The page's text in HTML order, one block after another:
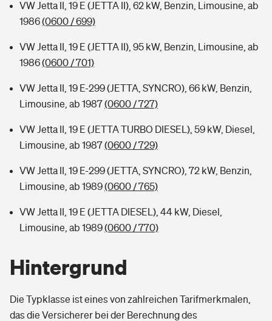
VW Jetta II, 19 E (JETTA II), 62 kW, Benzin, Limousine, ab
1986(0600 / 699)
VW Jetta II, 19 E (JETTA II), 95 kW, Benzin, Limousine, ab
1986(0600 / 701)
VW Jetta II, 19 E-299 (JETTA, SYNCRO), 66 kW, Benzin,
Limousine, ab 1987(0600 / 727)
VW Jetta II, 19 E (JETTA TURBO DIESEL), 59 kW, Diesel,
Limousine, ab 1987(0600 / 729)
VW Jetta II, 19 E-299 (JETTA, SYNCRO), 72 kW, Benzin,
Limousine, ab 1989(0600 / 765)
VW Jetta II, 19 E (JETTA DIESEL), 44 kW, Diesel,
Limousine, ab 1989(0600 / 770)
Hintergrund
Die Typklasse ist eines von zahlreichen Tarifmerkmalen,
das die Versicherer bei der Berechnung des